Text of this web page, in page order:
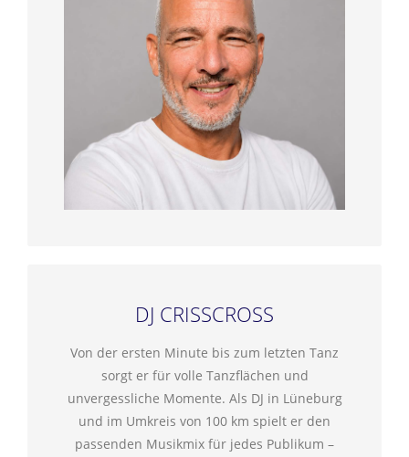
DJ CRISSCROSS
Von der ersten Minute bis zum letzten Tanz
sorgt er für volle Tanzflächen und
unvergessliche Momente. Als DJ in Lüneburg
und im Umkreis von 100 km spielt er den
passenden Musikmix für jedes Publikum –